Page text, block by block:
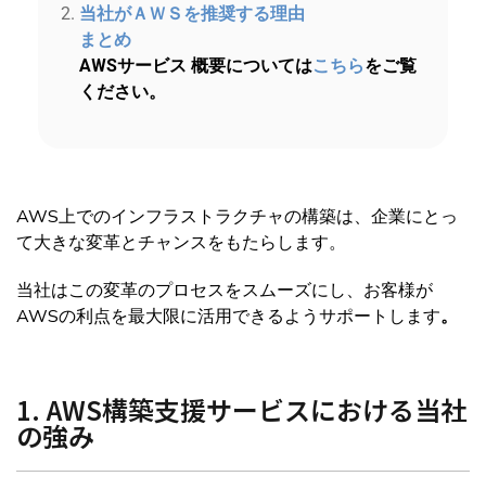
当社がＡＷＳを推奨する理由
まとめ
AWSサービス 概要についてはこちらをご覧
ください。
AWS上でのインフラストラクチャの構築は、企業にとっ
て大きな変革とチャンスをもたらします。
当社はこの変革のプロセスをスムーズにし、お客様が
AWSの利点を最大限に活用できるようサポートします。
1. AWS構築支援サービスにおける当社
の強み